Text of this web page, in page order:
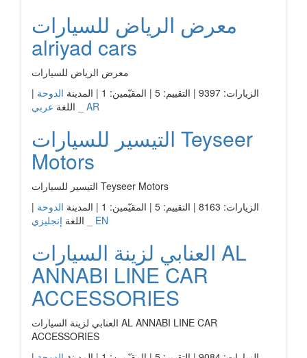
معرض الرياض للسيارات
alriyad cars
معرض الرياض للسيارات
الزيارات: 9397 | التقييم: 5 | المقيّمين: 1 | المدينة
الدوحة |
اللغة عربي _ AR
التيسير للسيارات Teyseer
Motors
التيسير للسيارات Teyseer Motors
الزيارات: 8163 | التقييم: 5 | المقيّمين: 1 | المدينة
الدوحة |
اللغة إنجليزي _ EN
العنابي لزينة السيارات AL
ANNABI LINE CAR
ACCESSORIES
العنابي لزينة السيارات AL ANNABI LINE CAR
ACCESSORIES